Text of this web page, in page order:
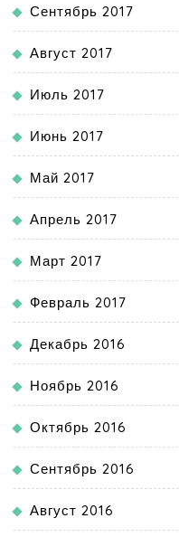
Сентябрь 2017
Август 2017
Июль 2017
Июнь 2017
Май 2017
Апрель 2017
Март 2017
Февраль 2017
Декабрь 2016
Ноябрь 2016
Октябрь 2016
Сентябрь 2016
Август 2016